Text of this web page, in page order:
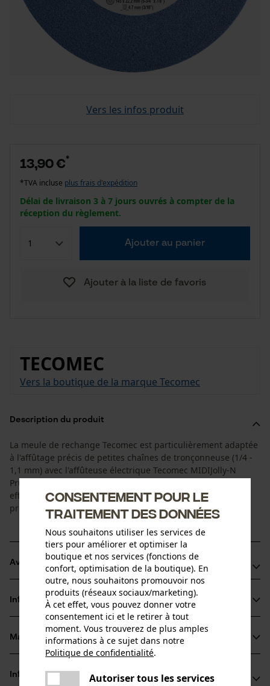
Vers les infos produit
13,90 €*
*TVA incluse plus frais d'expédition
Délai de livraison 3 à 7 jours ouvrés à compter de la
réception du règlement.
Ajouter au panier
Ajouter à la liste de favoris
TECOMEC
Vers la boutique de la marque Tecomec
Description du produit
La meule de rechange Tecomec est particulièrement adaptée
à l'affûtage précis de petites chaînes de tronçonneuse (1/4 -
1,1 mm) avec l'affûteuse électrique Tecomec MIDIJolly-N
Pruner MJ 50-60. Elle est durable et permet un entretien
efficace des outils pour une performance de coupe et une
précision optimales.
Avantages du produit
Spécialement conçu pour l'affûtage précis des petites
chaînes de scies à batterie (1/4" - 1, 1 mm)
Longue durée de vie et grande précision
Faible frottement au niveau des dents de la chaîne
Informations sur le produit
Détails du produit
Type dactivité
Affûter, Entretien
Matériau & entretien
Matériau
Informations fabricant
Consentement pour le
traitement des données
Nous souhaitons utiliser les services de
tiers pour améliorer et optimiser la
boutique et nos services (fonctions de
confort, optimisation de la boutique). En
outre, nous souhaitons promouvoir nos
produits (réseaux sociaux/marketing).
À cet effet, vous pouvez donner votre
consentement ici et le retirer à tout
moment. Vous trouverez de plus amples
informations à ce sujet dans notre
Politique de confidentialité.
Autoriser tous les services
Une erreur s'est produite. Veuillez
partager
partager